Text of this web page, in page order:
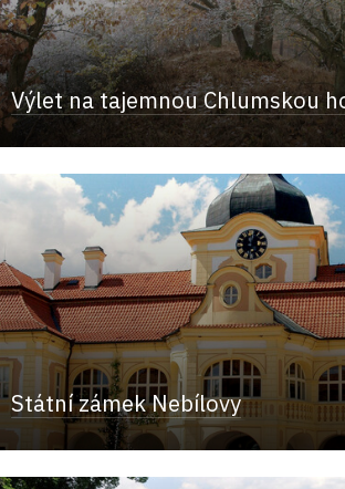
Výlet na tajemnou Chlumskou
Státní zámek Nebílovy